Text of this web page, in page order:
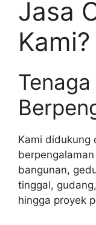
Jasa
Kami?
Kami didukung
bangunan,
tinggal,
hingga proyek